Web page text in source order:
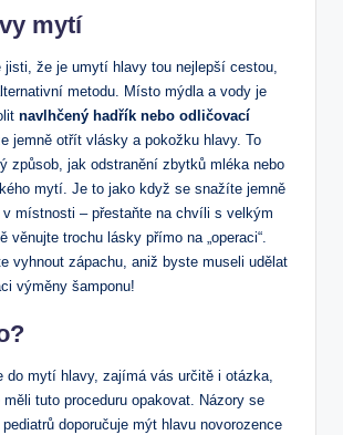
mytí
jisti, že je umytí hlavy tou nejlepší cestou,
metodu. Místo mýdla a vody je
navlhčený hadřík nebo odličovací
jemně otřít vlásky a pokožku hlavy. To
způsob, jak odstranění zbytků mléka nebo
mytí. Je to jako když se snažíte jemně
místnosti – přestaňte na chvíli s velkým
věnujte trochu lásky přímo na „operaci“.
vyhnout zápachu, aniž byste museli udělat
výměny šamponu!
do mytí hlavy, zajímá vás určitě i otázka,
tuto proceduru opakovat. Názory se
doporučuje mýt hlavu novorozence